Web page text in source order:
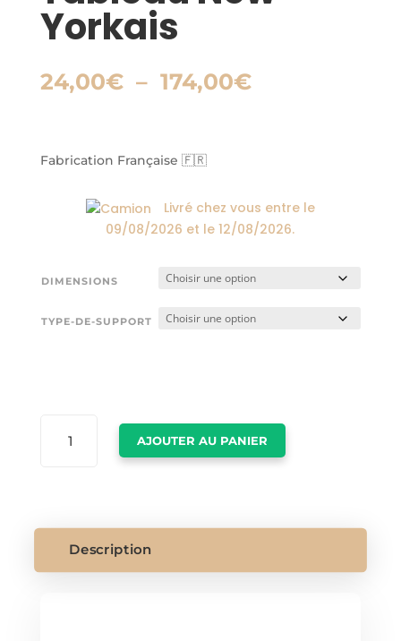
Yorkais
24,00€ – 174,00€Plage
Fabrication Française 🇫🇷
Livré chez vous entre le
09/08/2026 et le12/08/2026.
DIMENSIONS
TYPE-DE-SUPPORT
AJOUTER AU PANIER
Description